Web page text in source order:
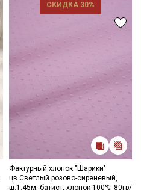
СКИДКА 30%
Фактурный хлопок "Шарики"
цв.Светлый розово-сиреневый,
ш.1.45м, батист, хлопок-100%, 80гр/